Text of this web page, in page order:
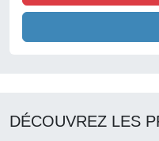
DÉCOUVREZ LES